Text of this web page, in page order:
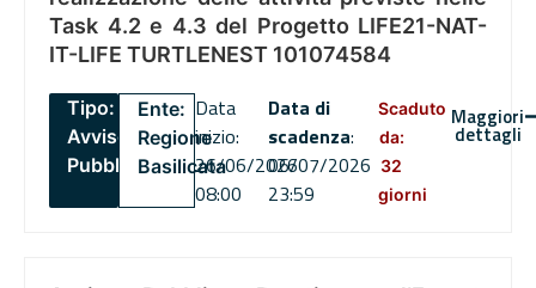
Task 4.2 e 4.3 del Progetto LIFE21-NAT-
IT-LIFE TURTLENEST 101074584
Tipo:
Avviso
Pubblico
Ente:
Regione
Basilicata
Data
inizio:
26/06/2026
08:00
Data di
scadenza:
06/07/2026
23:59
Scaduto
da:
32
giorni
Maggiori
dettagli